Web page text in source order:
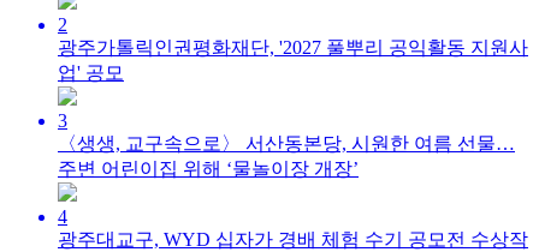
2
광주가톨릭인권평화재단, '2027 풀뿌리 공익활동 지원사
업' 공모
3
〈생생, 교구속으로〉 서산동본당, 시원한 여름 선물…
주변 어린이집 위해 ‘물놀이장 개장’
4
광주대교구, WYD 십자가 경배 체험 수기 공모전 수상작